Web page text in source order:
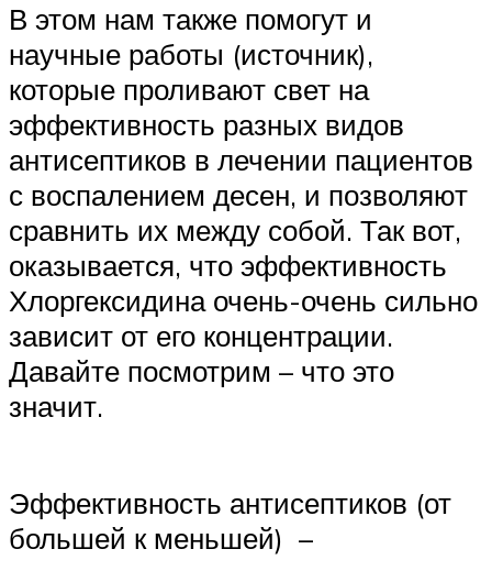
В этом нам также помогут и
научные работы (источник),
которые проливают свет на
эффективность разных видов
антисептиков в лечении пациентов
с воспалением десен, и позволяют
сравнить их между собой. Так вот,
оказывается, что эффективность
Хлоргексидина очень-очень сильно
зависит от его концентрации.
Давайте посмотрим – что это
значит.
Эффективность антисептиков (от
большей к меньшей) –